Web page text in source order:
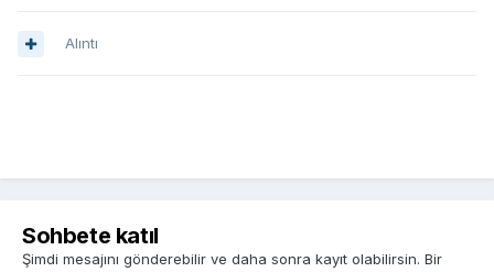
Alıntı
Sohbete katıl
Şimdi mesajını gönderebilir ve daha sonra kayıt olabilirsin. Bir